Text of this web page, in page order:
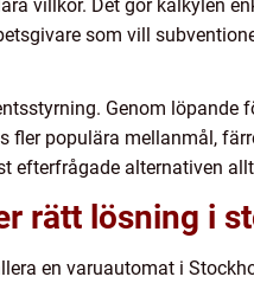
villkor. Det gör kalkylen
som vill
Genom
fler populära mellanmål,
efterfrågade alternativen
rätt lösning i
en varuautomat i